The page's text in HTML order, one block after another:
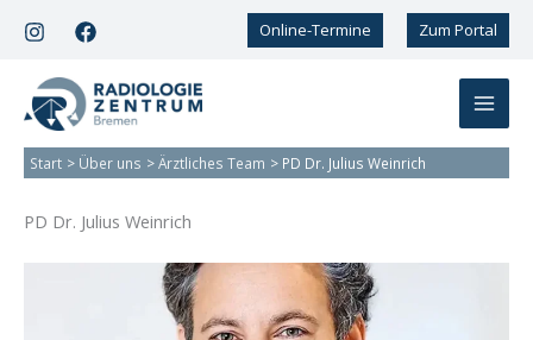
Inhalt
Online-Termine Zum Portal
Start Über uns Ärztliches Team PD Dr. Julius Weinrich
PD Dr. Julius Weinrich